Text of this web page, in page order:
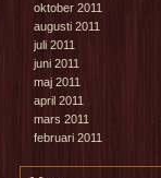
oktober 2011
augusti 2011
juli 2011
juni 2011
maj 2011
april 2011
mars 2011
februari 2011